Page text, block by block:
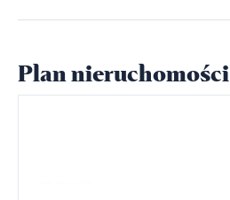
Plan nieruchomości